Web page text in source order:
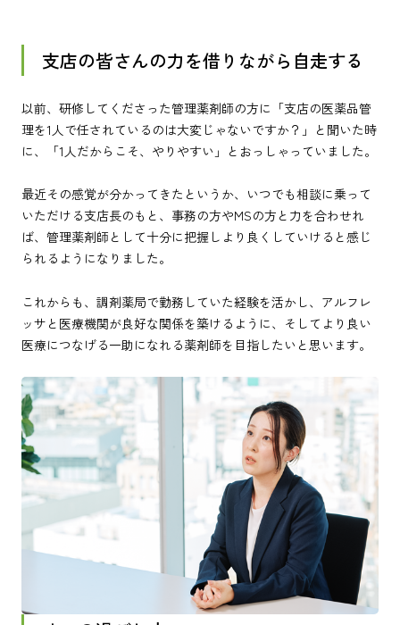
支店の皆さんの力を借りながら自走する
以前、研修してくださった管理薬剤師の方に「支店の医薬品管
理を1人で任されているのは大変じゃないですか？」と聞いた時
に、「1人だからこそ、やりやすい」とおっしゃっていました。
最近その感覚が分かってきたというか、いつでも相談に乗って
いただける支店長のもと、事務の方やMSの方と力を合わせれ
ば、管理薬剤師として十分に把握しより良くしていけると感じ
られるようになりました。
これからも、調剤薬局で勤務していた経験を活かし、アルフレ
ッサと医療機関が良好な関係を築けるように、そしてより良い
医療につなげる一助になれる薬剤師を目指したいと思います。